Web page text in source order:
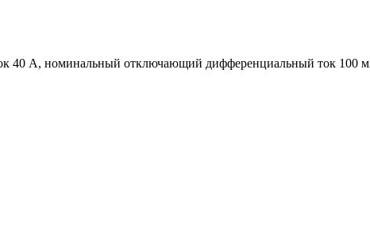
40 А, номинальный отключающий дифференциальный ток 100